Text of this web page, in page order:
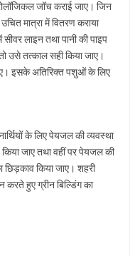
जॉच कराई जाए। जिन
मात्रा में वितरण कराया
लाइन तथा पानी की पाइप
उसे तत्काल सही किया जाए।
इसके अतिरिक्त पशुओं के लिए
के लिए पेयजल की व्यवस्था
किया जाए तथा वहीं पर पेयजल की
छिड़काव किया जाए। शहरी
करते हुए ग्रीन बिल्डिंग का